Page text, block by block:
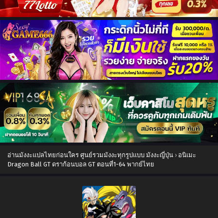
อ่านมังงะแปลไทยก่อนใคร ศูนย์รวมมังงะทุกรูปแบบ มังงะญี่ปุ่น › อนิเมะ
Dragon Ball GT ดราก้อนบอล GT ตอนที่1-64 พากย์ไทย